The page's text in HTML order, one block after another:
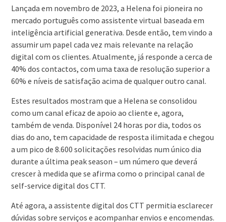
Lançada em novembro de 2023, a Helena foi pioneira no
mercado português como assistente virtual baseada em
inteligência artificial generativa. Desde então, tem vindo a
assumir um papel cada vez mais relevante na relação
digital com os clientes. Atualmente, já responde a cerca de
40% dos contactos, com uma taxa de resolução superior a
60% e níveis de satisfação acima de qualquer outro canal.
Estes resultados mostram que a Helena se consolidou
como um canal eficaz de apoio ao cliente e, agora,
também de venda. Disponível 24 horas por dia, todos os
dias do ano, tem capacidade de resposta ilimitada e chegou
a um pico de 8.600 solicitações resolvidas num único dia
durante a última peak season – um número que deverá
crescer à medida que se afirma como o principal canal de
self-service digital dos CTT.
Até agora, a assistente digital dos CTT permitia esclarecer
dúvidas sobre serviços e acompanhar envios e encomendas.